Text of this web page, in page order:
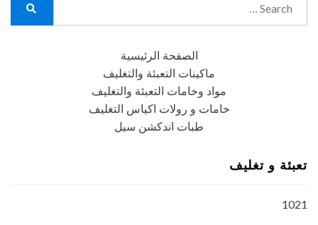
الصفحة الرئيسية
ماكينات التعبئة والتغليف
مواد وخامات التعبئة والتغليف
خامات و رولات اكياس التغليف
طبات اندكشن سيل
تعبئة و تغليف
1021